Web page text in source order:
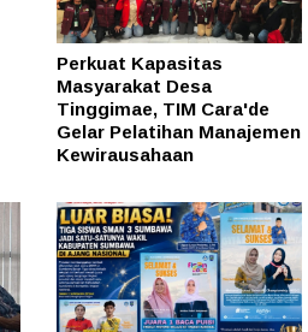
Perkuat Kapasitas
Masyarakat Desa
Tinggimae, TIM Cara'de
Gelar Pelatihan Manajemen
Kewirausahaan